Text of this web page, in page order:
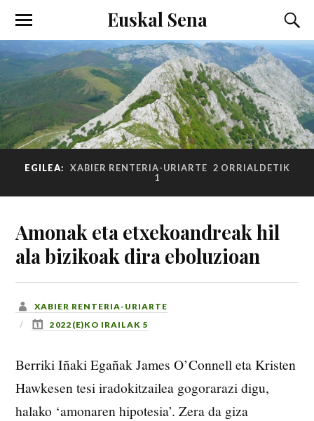
Euskal Sena
EGILEA: XABIER RENTERIA-URIARTE 2 ORRIALDETIK
1
Amonak eta etxekoandreak hil
ala bizikoak dira eboluzioan
XABIER RENTERIA-URIARTE
2022(E)KO IRAILAK 5
Berriki Iñaki Egañak James O’Connell eta Kristen
Hawkesen tesi iradokitzailea gogorarazi digu,
halako ‘amonaren hipotesia’. Zera da giza